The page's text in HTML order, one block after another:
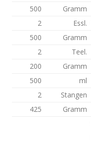
500
Gramm
2
Essl.
500
Gramm
2
Teel.
200
Gramm
500
ml
2
Stangen
425
Gramm